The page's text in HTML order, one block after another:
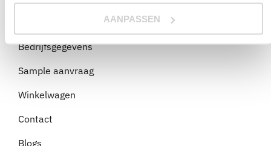
AANPASSEN
Verzenden en retourneren
Bedrijfsgegevens
Sample aanvraag
Winkelwagen
Contact
Blogs